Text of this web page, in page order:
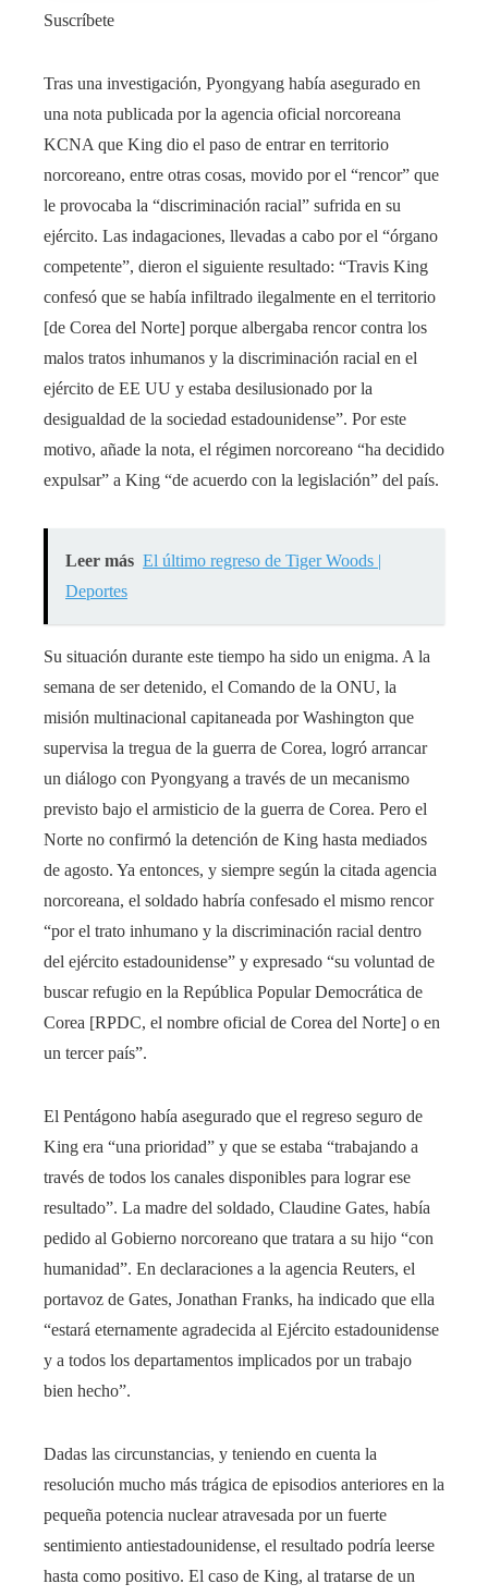
Suscríbete
Tras una investigación, Pyongyang había asegurado en
una nota publicada por la agencia oficial norcoreana
KCNA que King dio el paso de entrar en territorio
norcoreano, entre otras cosas, movido por el “rencor” que
le provocaba la “discriminación racial” sufrida en su
ejército. Las indagaciones, llevadas a cabo por el “órgano
competente”, dieron el siguiente resultado: “Travis King
confesó que se había infiltrado ilegalmente en el territorio
[de Corea del Norte] porque albergaba rencor contra los
malos tratos inhumanos y la discriminación racial en el
ejército de EE UU y estaba desilusionado por la
desigualdad de la sociedad estadounidense”. Por este
motivo, añade la nota, el régimen norcoreano “ha decidido
expulsar” a King “de acuerdo con la legislación” del país.
Leer más El último regreso de Tiger Woods |
Deportes
Su situación durante este tiempo ha sido un enigma. A la
semana de ser detenido, el Comando de la ONU, la
misión multinacional capitaneada por Washington que
supervisa la tregua de la guerra de Corea, logró arrancar
un diálogo con Pyongyang a través de un mecanismo
previsto bajo el armisticio de la guerra de Corea. Pero el
Norte no confirmó la detención de King hasta mediados
de agosto. Ya entonces, y siempre según la citada agencia
norcoreana, el soldado habría confesado el mismo rencor
“por el trato inhumano y la discriminación racial dentro
del ejército estadounidense” y expresado “su voluntad de
buscar refugio en la República Popular Democrática de
Corea [RPDC, el nombre oficial de Corea del Norte] o en
un tercer país”.
El Pentágono había asegurado que el regreso seguro de
King era “una prioridad” y que se estaba “trabajando a
través de todos los canales disponibles para lograr ese
resultado”. La madre del soldado, Claudine Gates, había
pedido al Gobierno norcoreano que tratara a su hijo “con
humanidad”. En declaraciones a la agencia Reuters, el
portavoz de Gates, Jonathan Franks, ha indicado que ella
“estará eternamente agradecida al Ejército estadounidense
y a todos los departamentos implicados por un trabajo
bien hecho”.
Dadas las circunstancias, y teniendo en cuenta la
resolución mucho más trágica de episodios anteriores en la
pequeña potencia nuclear atravesada por un fuerte
sentimiento antiestadounidense, el resultado podría leerse
hasta como positivo. El caso de King, al tratarse de un